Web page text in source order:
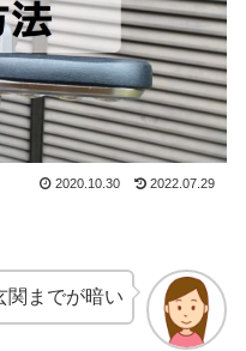
2020.10.30 2022.07.29
関までが暗い